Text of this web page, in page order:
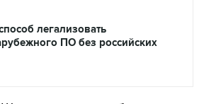
легализовать
ПО без российских